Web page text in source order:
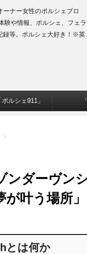
ーナー女性のポルシェブロ
験や情報、ポルシェ、フェラ
録等。ポルシェ大好き！※英
ルシェ911」
>
ンダーヴン
叶う場所」
とは何か